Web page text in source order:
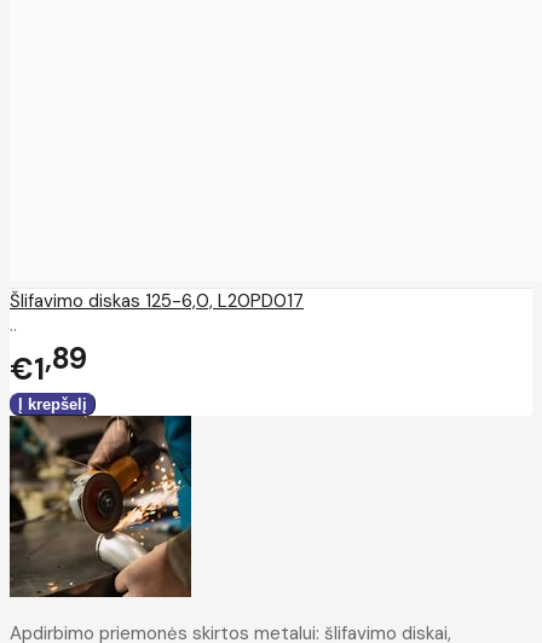
Šlifavimo diskas 125-6,0, L20PD017
..
€1 89
Apdirbimo priemonės skirtos metalui: šlifavimo diskai,